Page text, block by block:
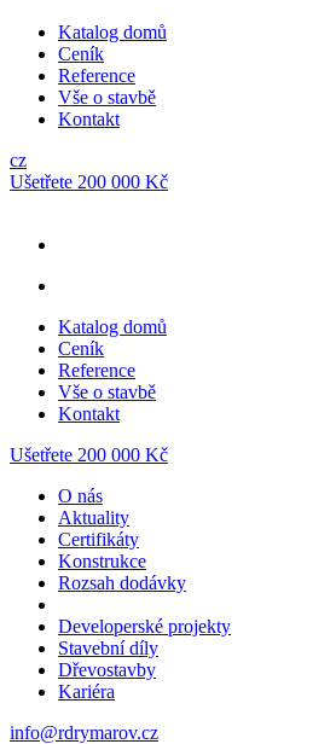
Katalog domů
Ceník
Reference
Vše o stavbě
Kontakt
cz
Ušetřete 200 000 Kč
Katalog domů
Ceník
Reference
Vše o stavbě
Kontakt
Ušetřete 200 000 Kč
O nás
Aktuality
Certifikáty
Konstrukce
Rozsah dodávky
Developerské projekty
Stavební díly
Dřevostavby
Kariéra
info@rdrymarov.cz